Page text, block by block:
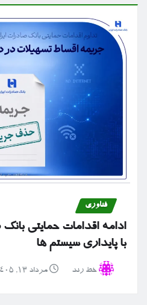
فناوری
ادامه اقدامات حمایتی
با پایداری سیستم ها
خط رند مرداد ۱۳, ۱۴۰۵